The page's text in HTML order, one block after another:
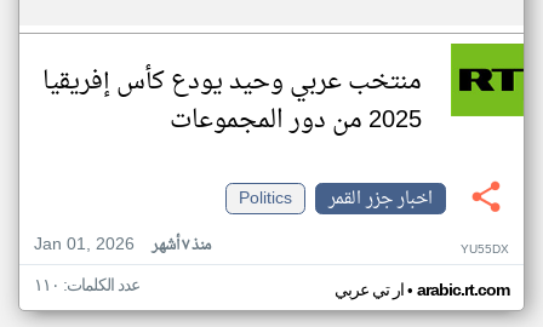
منتخب عربي وحيد يودع كأس إفريقيا
2025 من دور المجموعات
اخبار جزر القمر
Politics
Jan 01, 2026
منذ ٧ أشهر YU55DX
ار تي عربي• arabic.rt.com عدد الكلمات: ١١٠